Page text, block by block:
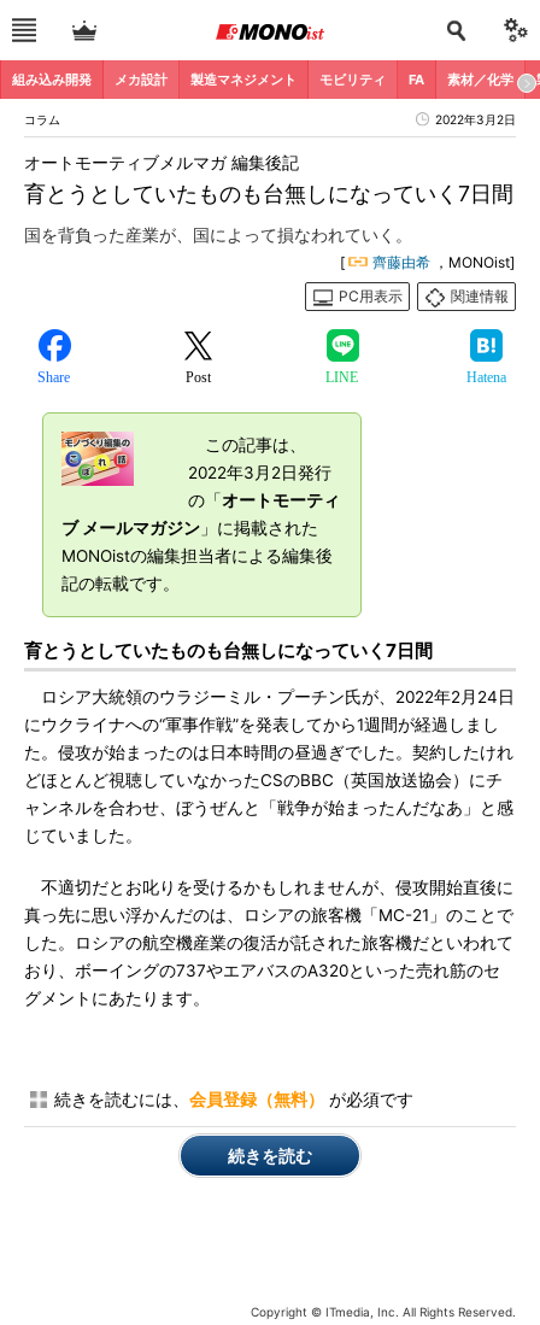
組み込み開発 メカ設計 製造マネジメント モビリティ FA 素材／化学
コラム 2022年3月2日
育とうとしていたものも台無しになっていく7日間
オートモーティブメルマガ 編集後記
国を背負った産業が、国によって損なわれていく。
[ 齊藤由希 ，MONOist]
PC用表示
関連情報
Share Post LINE Hatena
この記事は、
2022年3月2日発行
の「オートモーティ
ブ メールマガジン 」に掲載された
MONOistの編集担当者による編集後
記の転載です。
育とうとしていたものも台無しになっていく7日間
ロシア大統領のウラジーミル・プーチン氏が、2022年2月24日
にウクライナへの“軍事作戦”を発表してから1週間が経過しまし
た。侵攻が始まったのは日本時間の昼過ぎでした。契約したけれ
どほとんど視聴していなかったCSのBBC（英国放送協会）にチ
ャンネルを合わせ、ぼうぜんと「戦争が始まったんだなあ」と感
じていました。
不適切だとお叱りを受けるかもしれませんが、侵攻開始直後に
真っ先に思い浮かんだのは、ロシアの旅客機「MC-21」のことで
した。ロシアの航空機産業の復活が託された旅客機だといわれて
おり、ボーイングの737やエアバスのA320といった売れ筋のセ
グメントにあたります。
続きを読むには、 会員登録（無料） が必須です
続きを読む
Copyright © ITmedia, Inc. All Rights Reserved.